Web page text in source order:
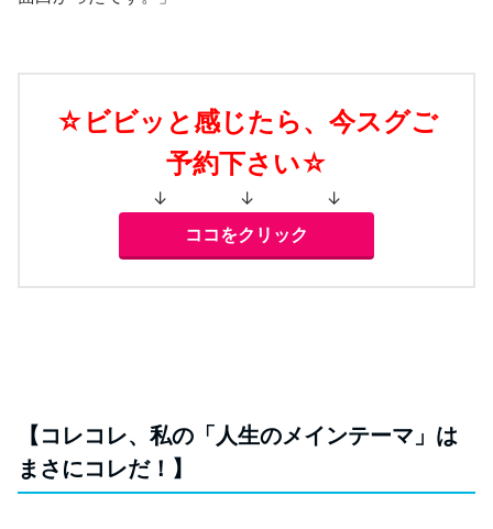
☆ビビッと感じたら、今スグご
予約下さい☆
↓ ↓ ↓
ココをクリック
【コレコレ、私の「人生のメインテーマ」は
まさにコレだ！】